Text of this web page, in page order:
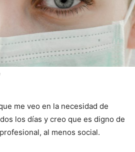
me veo en la necesidad de
los días y creo que es digno de
al menos social.